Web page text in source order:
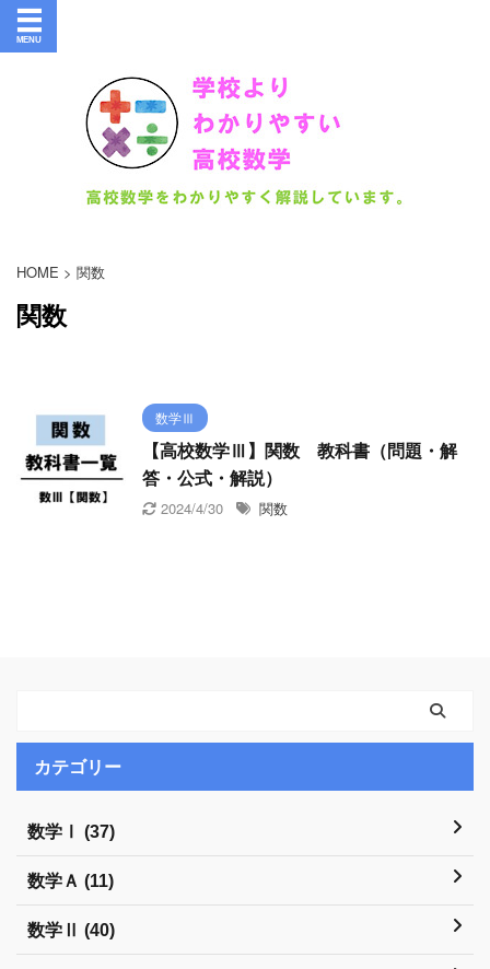
HOME > 関数
関数
数学Ⅲ
【高校数学Ⅲ】関数 教科書（問題・解
答・公式・解説）
2024/4/30 関数
カテゴリー
数学Ⅰ (37)
数学Ａ (11)
数学Ⅱ (40)